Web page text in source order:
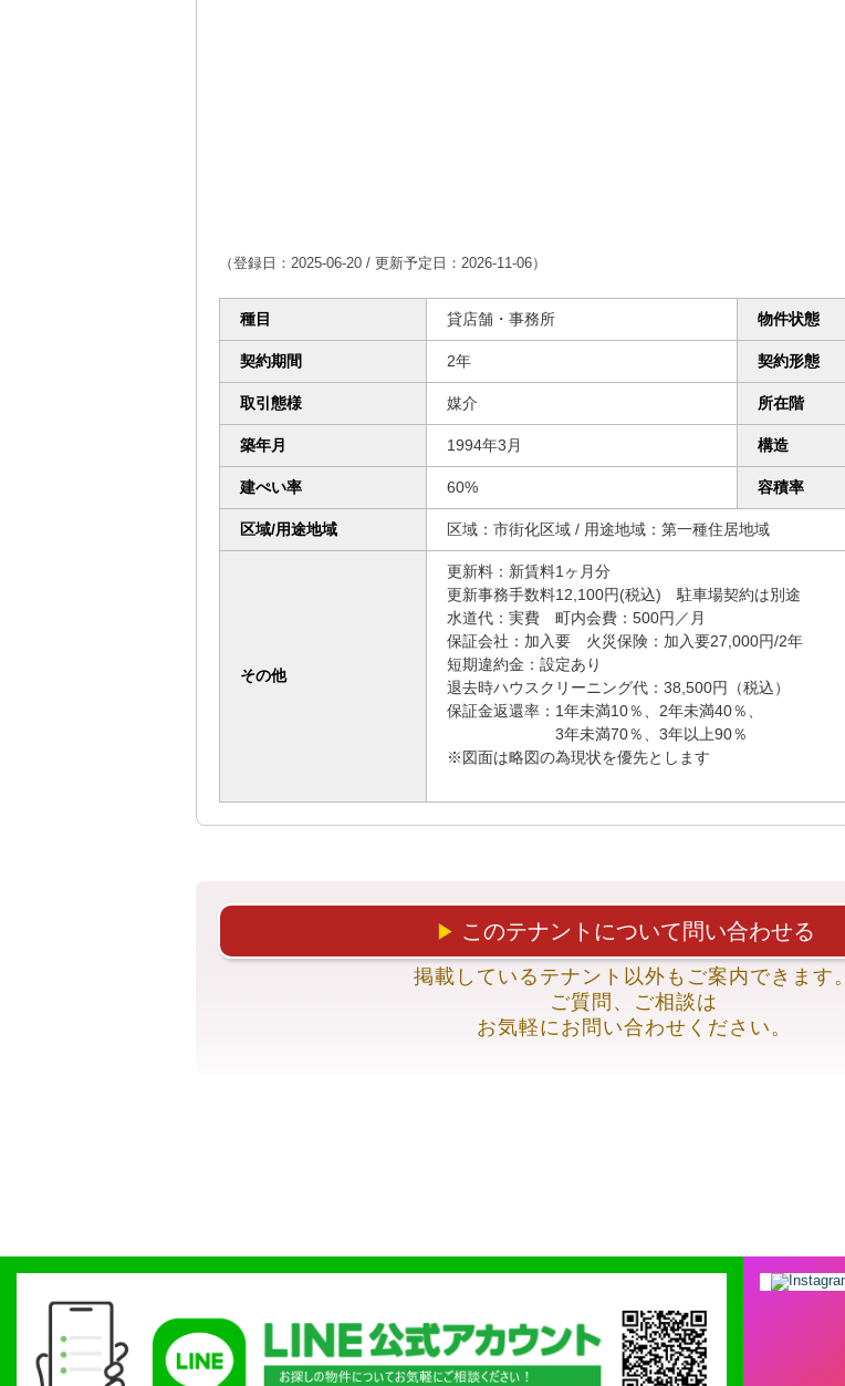
（登録日：2025-06-20 / 更新予定日：2026-11-06）
種目 貸店舗・事務所 物件状態
契約期間 2年 契約形態
取引態様 媒介 所在階
築年月 1994年3月 構造
建ぺい率 60% 容積率
区域/用途地域 区域：市街化区域 / 用途地域：第一種住居地域
その他
更新料：新賃料1ヶ月分
更新事務手数料12,100円(税込)　駐車場契約は別途
水道代：実費　町内会費：500円／月
保証会社：加入要　火災保険：加入要27,000円/2年
短期違約金：設定あり
退去時ハウスクリーニング代：38,500円（税込）
保証金返還率：1年未満10％、2年未満40％、
3年未満70％、3年以上90％
※図面は略図の為現状を優先とします
▶ このテナントについて問い合わせる
掲載しているテナント以外も ご案内できます。
ご質問、ご相談は
お気軽にお問い合わせください。